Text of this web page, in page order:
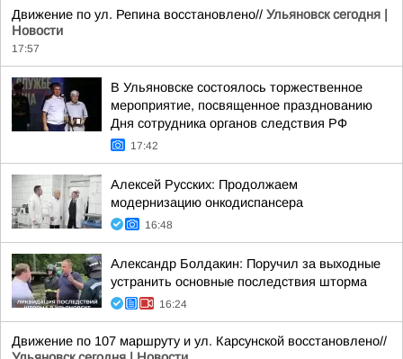
Движение по ул. Репина восстановлено// Ульяновск сегодня |
Новости
17:57
В Ульяновске состоялось торжественное
мероприятие, посвященное празднованию
Дня сотрудника органов следствия РФ
17:42
Алексей Русских: Продолжаем
модернизацию онкодиспансера
16:48
Александр Болдакин: Поручил за выходные
устранить основные последствия шторма
16:24
Движение по 107 маршруту и ул. Карсунской восстановлено//